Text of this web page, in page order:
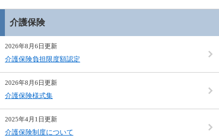
介護保険
2026年8月6日更新
介護保険負担限度額認定
2026年8月6日更新
介護保険様式集
2025年4月1日更新
介護保険制度について